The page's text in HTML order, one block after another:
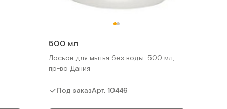
Под заказАрт.
Сравнить
500 мл
Лосьон для мытья без воды. 500 мл,
пр-во Дания
Под заказАрт. 10446